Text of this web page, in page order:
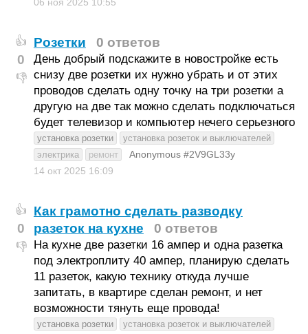
👍
0
👎
Розетки 0 ответов
День добрый подскажите в новостройке есть
снизу две розетки их нужно убрать и от этих
проводов сделать одну точку на три розетки а
другую на две так можно сделать подключаться
будет телевизор и компьютер нечего серьезного
установка розетки
установка розеток и выключателей
электрика
ремонт
Anonymous #2V9GL33y
14 окт 2025 16:09
👍
0
👎
Как грамотно сделать разводку
разеток на кухне
0 ответов
На кухне две разетки 16 ампер и одна разетка
под электроплиту 40 ампер, планирую сделать
11 разеток, какую технику откуда лучше
запитать, в квартире сделан ремонт, и нет
возможности тянуть еще провода!
установка розетки
установка розеток и выключателей